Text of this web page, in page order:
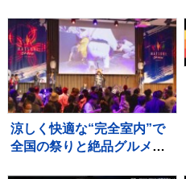
涼しく快適な“完全室内”で
全国の祭りと絶品グルメを